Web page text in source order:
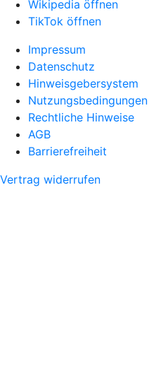
Wikipedia öffnen
TikTok öffnen
Impressum
Datenschutz
Hinweisgebersystem
Nutzungsbedingungen
Rechtliche Hinweise
AGB
Barrierefreiheit
Vertrag widerrufen